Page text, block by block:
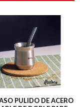
PULIDO DE ACERO